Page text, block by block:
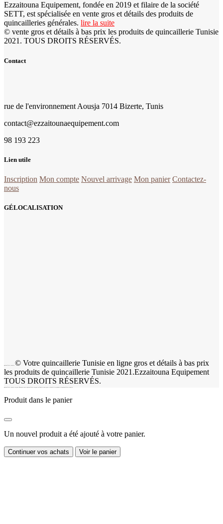
Ezzaitouna Equipement, fondée en 2019 et filaire de la société
SETT, est spécialisée en vente gros et détails des produits de
quincailleries générales. lire la suite
© vente gros et détails à bas prix les produits de quincaillerie Tunisie
2021. TOUS DROITS RÉSERVÉS.
Contact
rue de l'environnement Aousja 7014 Bizerte, Tunis
contact@ezzaitounaequipement.com
98 193 223
Lien utile
Inscription Mon compte Nouvel arrivage Mon panier Contactez-
nous
GÉLOCALISATION
quincaillerie tunisie © Votre quincaillerie Tunisie en ligne gros et détails à bas prix
les produits de quincaillerie Tunisie 2021.Ezzaitouna Equipement
TOUS DROITS RÉSERVÉS.
quincaillerie tunisie en gros Découvrez notre quincaillerie en gros en Tunisie vente gros et détails les produits de quincaillerie tunisie.
Produit dans le panier
Un nouvel produit a été ajouté à votre panier.
Continuer vos achats Voir le panier